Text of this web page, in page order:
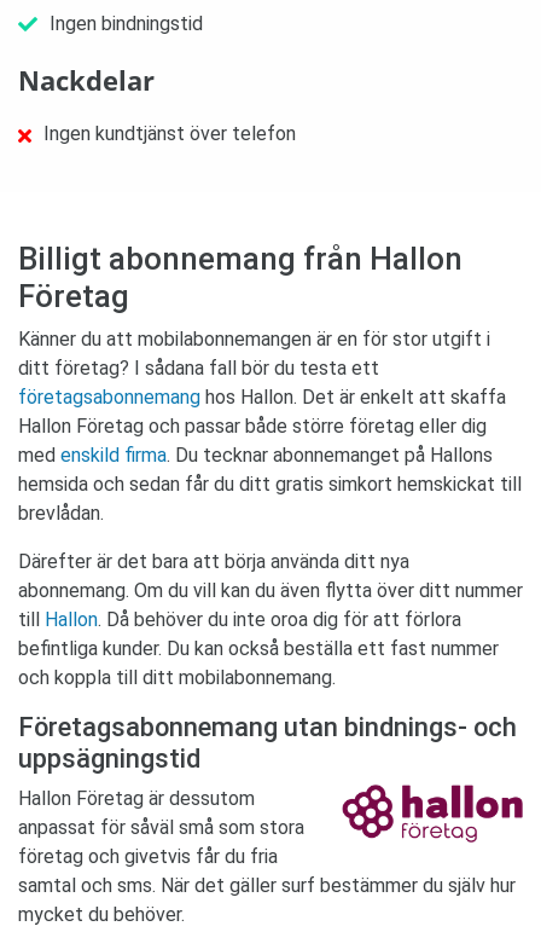
Ingen bindningstid
Nackdelar
Ingen kundtjänst över telefon
Billigt abonnemang från Hallon
Företag
Känner du att mobilabonnemangen är en för stor utgift i
ditt företag? I sådana fall bör du testa ett
företagsabonnemang hos Hallon. Det är enkelt att skaffa
Hallon Företag och passar både större företag eller dig
med enskild firma. Du tecknar abonnemanget på Hallons
hemsida och sedan får du ditt gratis simkort hemskickat till
brevlådan.
Därefter är det bara att börja använda ditt nya
abonnemang. Om du vill kan du även flytta över ditt nummer
till Hallon. Då behöver du inte oroa dig för att förlora
befintliga kunder. Du kan också beställa ett fast nummer
och koppla till ditt mobilabonnemang.
Företagsabonnemang utan bindnings- och
uppsägningstid
Hallon Företag är dessutom
anpassat för såväl små som stora
företag och givetvis får du fria
samtal och sms. När det gäller surf bestämmer du själv hur
mycket du behöver.